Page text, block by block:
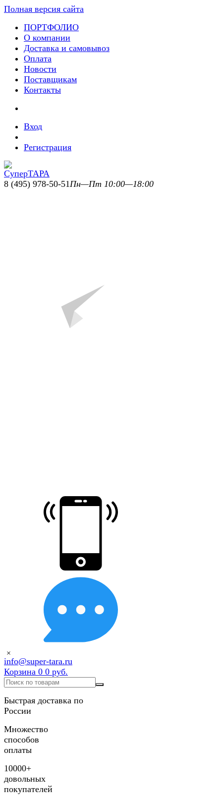
Полная версия сайта
ПОРТФОЛИО
О компании
Доставка и самовывоз
Оплата
Новости
Поставщикам
Контакты
Вход
Регистрация
8 (495) 978-50-51Пн—Пт 10:00—18:00
×
info@super-tara.ru
Корзина 0 0 руб.
Быстрая доставка по
России
Множество
способов
оплаты
10000+
довольных
покупателей